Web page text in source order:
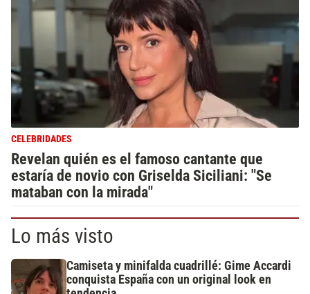
CELEBRIDADES
Revelan quién es el famoso cantante que
estaría de novio con Griselda Siciliani: "Se
mataban con la mirada"
Lo más visto
Camiseta y minifalda cuadrillé: Gime Accardi
conquista España con un original look en